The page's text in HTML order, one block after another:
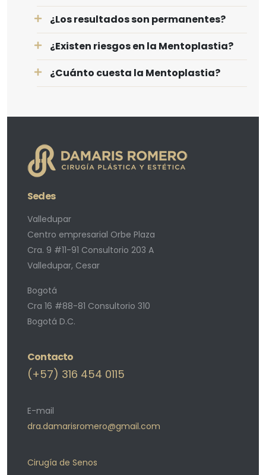
¿Los resultados son permanentes?
¿Existen riesgos en la Mentoplastia?
¿Cuánto cuesta la Mentoplastia?
Sedes
Valledupar
Centro empresarial Orbe Plaza
Cra. 9 #11-91 Consultorio 203 A
Valledupar, Cesar
Bogotá
Cra 16 #88-81 Consultorio 310
Bogotá D.C.
Contacto
(+57) 316 454 0115
E-mail
dra.damarisromero@gmail.com
Cirugía de Senos